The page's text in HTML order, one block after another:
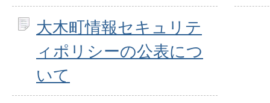
大木町情報セキュリテ
ィポリシーの公表につ
いて